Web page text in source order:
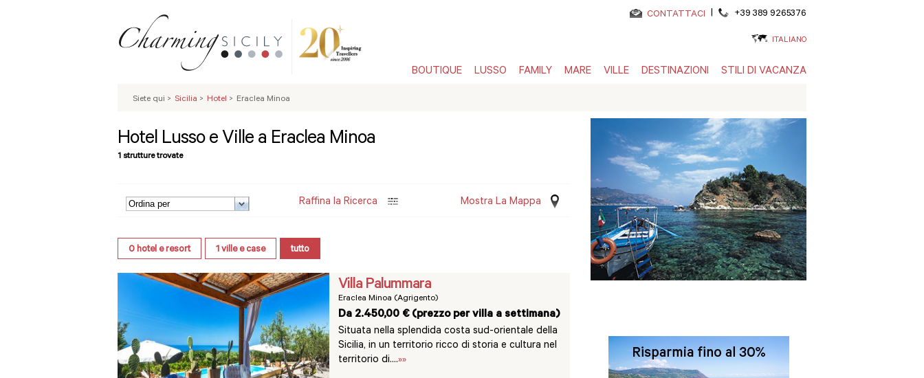
CONTATTACI | +39 389 9265376
ITALIANO
BOUTIQUE LUSSO FAMILY MARE VILLE DESTINAZIONI STILI DI VACANZA
Siete qui > Sicilia > Hotel > Eraclea Minoa
Hotel Lusso e Ville a Eraclea Minoa
1 strutture trovate
Raffina la Ricerca Mostra La Mappa
0 hotel e resort 1 ville e case tutto
Villa Palummara
Eraclea Minoa (Agrigento)
Da 2.450,00 € (prezzo per villa a settimana)
Situata nella splendida costa sud-orientale della
Sicilia, in un territorio ricco di storia e cultura nel
territorio di....»»